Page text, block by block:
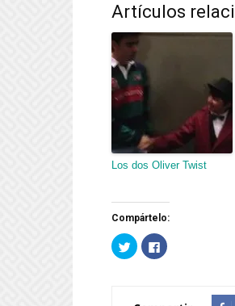
Artículos
Los dos Oliver Twist
Compártelo:
Haz
clic
para
(Se
Haz
clic